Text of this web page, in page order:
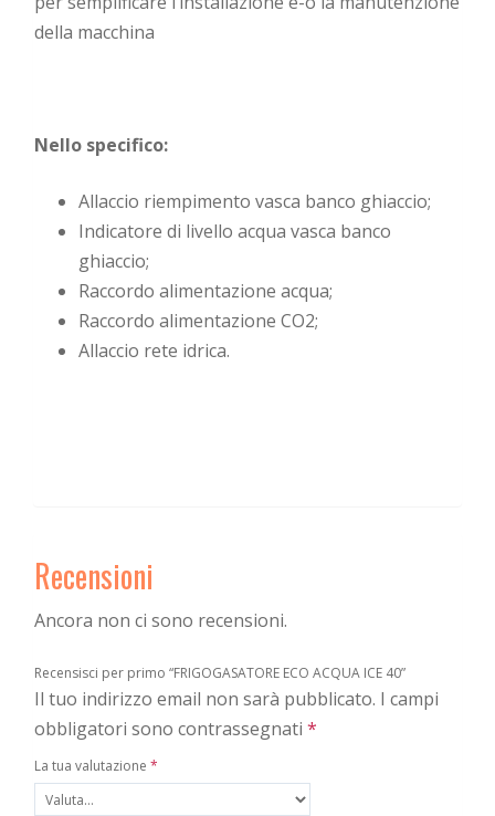
della macchina
Nello specifico:
Allaccio riempimento vasca banco ghiaccio;
Indicatore di livello acqua vasca banco
ghiaccio;
Raccordo alimentazione acqua;
Raccordo alimentazione CO2;
Allaccio rete idrica.
Recensioni
Ancora non ci sono recensioni.
Recensisci per primo “FRIGOGASATORE ECO ACQUA ICE 40”
Il tuo indirizzo email non sarà pubblicato. I campi
obbligatori sono contrassegnati *
La tua valutazione *